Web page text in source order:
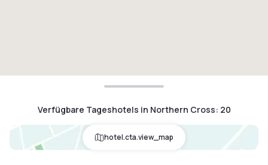
Verfügbare Tageshotels in Northern Cross: 20
hotel.cta.view_map